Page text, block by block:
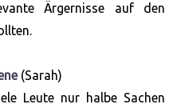
Ärgernisse auf den
(Sarah)
Leute nur halbe Sachen